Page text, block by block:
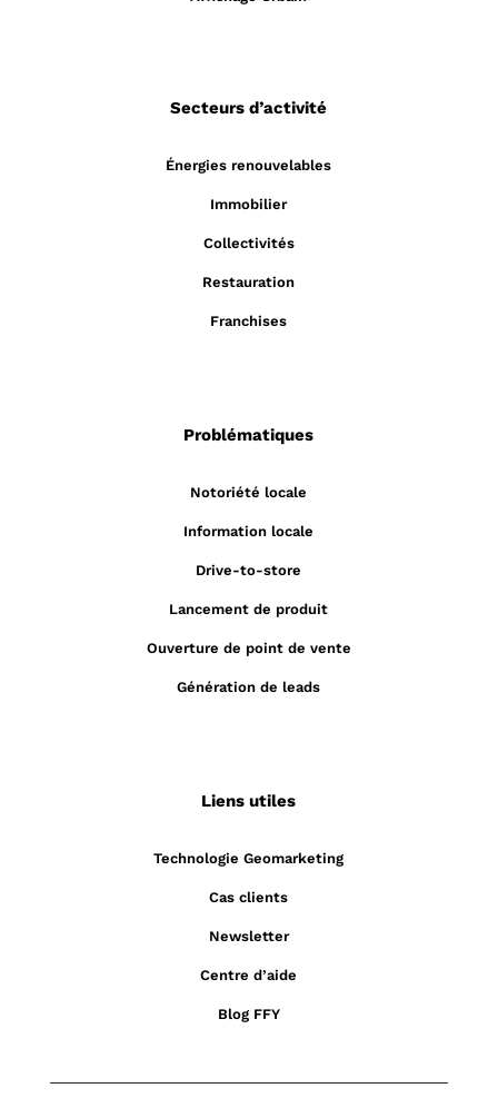
Secteurs d’activité
Énergies renouvelables
Immobilier
Collectivités
Restauration
Franchises
Problématiques
Notoriété locale
Information locale
Drive-to-store
Lancement de produit
Ouverture de point de vente
Génération de leads
Liens utiles
Technologie Geomarketing
Cas clients
Newsletter
Centre d’aide
Blog FFY